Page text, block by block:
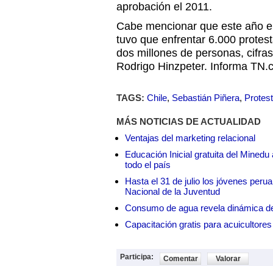
aprobación el 2011.
Cabe mencionar que este año
tuvo que enfrentar 6.000
dos millones de personas,
Rodrigo Hinzpeter. Informa
TAGS: Chile, Sebastián Piñera,
MÁS NOTICIAS DE ACTUALIDAD
Ventajas del marketing relacional
Educación Inicial gratuita del
todo el país
Hasta el 31 de julio los jóvenes
Nacional de la Juventud
Consumo de agua revela dinámica
Capacitación gratis para
Participa: Comentar Valorar